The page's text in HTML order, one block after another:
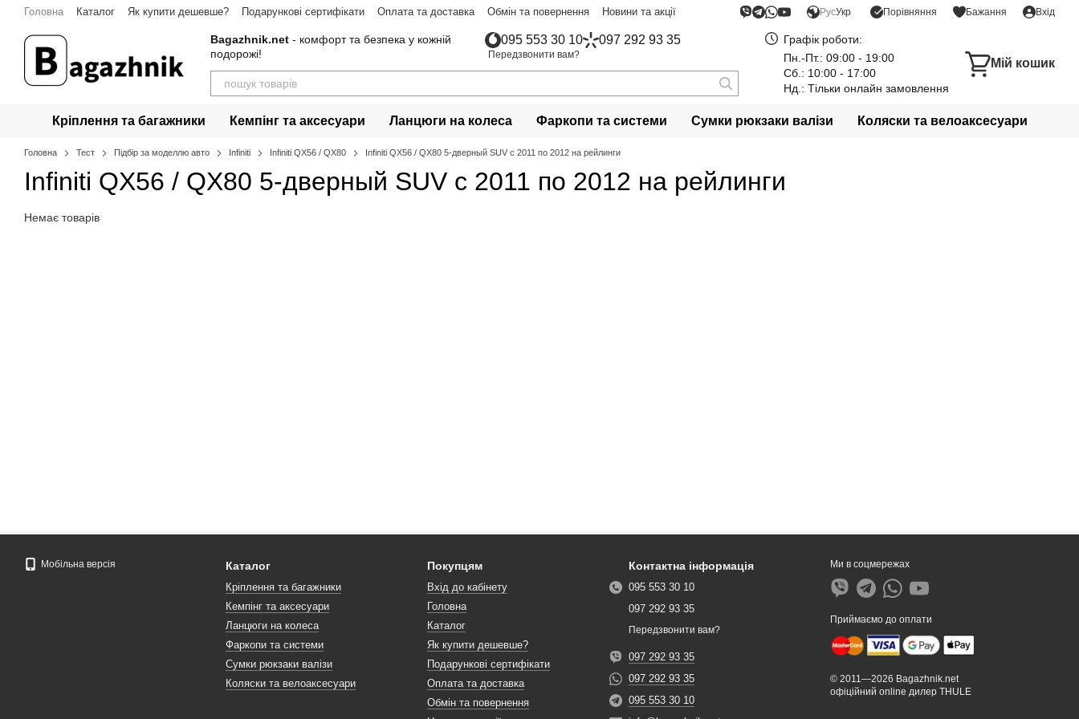
Перейти до основного контенту
Головна Каталог Як купити дешевше? Подарункові сертифікати Оплата та доставка Обмін та повернення
Новини та акції
РусУкр Порівняння Бажання Вхід
Bagazhnik.net - комфорт та безпека у кожній
подорожі!
095 553 30 10 097 292 93 35
Передзвонити вам?
Графік роботи:
Пн.-Пт.: 09:00 - 19:00
Сб.: 10:00 - 17:00
Нд.: Тільки онлайн замовлення
Мій кошик
Кріплення та багажники Кемпінг та аксесуари Ланцюги на колеса Фаркопи та системи Сумки рюкзаки валізи Коляски та велоаксесуари
Головна Тест Підбір за моделлю авто Infiniti Infiniti QX56 / QX80 Infiniti QX56 / QX80 5-дверный SUV с 2011 по 2012 на рейлинги
Infiniti QX56 / QX80 5-дверный SUV с 2011 по 2012 на рейлинги
Немає товарів
Мобільна версія Каталог
Кріплення та багажники
Кемпінг та аксесуари
Ланцюги на колеса
Фаркопи та системи
Сумки рюкзаки валізи
Коляски та велоаксесуари
Покупцям
Вхід до кабінету
Головна
Каталог
Як купити дешевше?
Подарункові сертифікати
Оплата та доставка
Обмін та повернення
Контактна інформація
095 553 30 10
097 292 93 35
Передзвонити вам?
097 292 93 35
097 292 93 35
095 553 30 10
Ми в соцмережах
Приймаємо до оплати
© 2011—2026 Bagazhnik.net
офіційний online дилер THULE